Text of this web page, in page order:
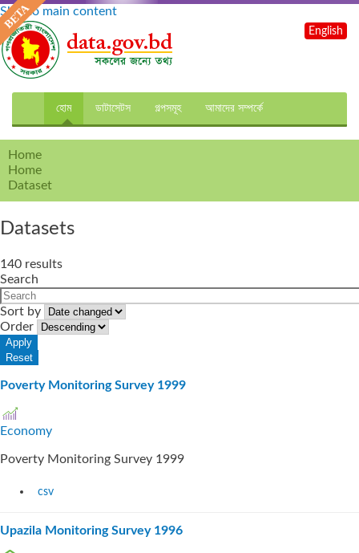
Skip to main content
হোম ডাটাসেটস গল্পসমূহ আমাদের সম্পর্কে
English
Home
Home
Dataset
Datasets
140 results
Search
Sort by
Order
Poverty Monitoring Survey 1999
Economy
Poverty Monitoring Survey 1999
csv
Upazila Monitoring Survey 1996